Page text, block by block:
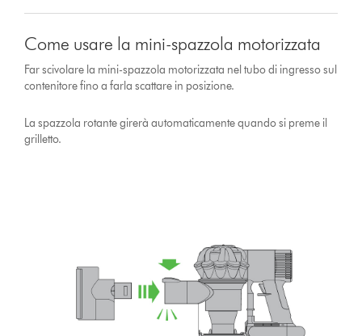
Come usare la mini-spazzola motorizzata
Far scivolare la mini-spazzola motorizzata nel tubo di ingresso sul
contenitore fino a farla scattare in posizione.
La spazzola rotante girerà automaticamente quando si preme il
grilletto.